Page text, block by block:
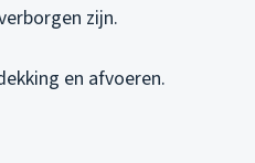
zijn.
en afvoeren.